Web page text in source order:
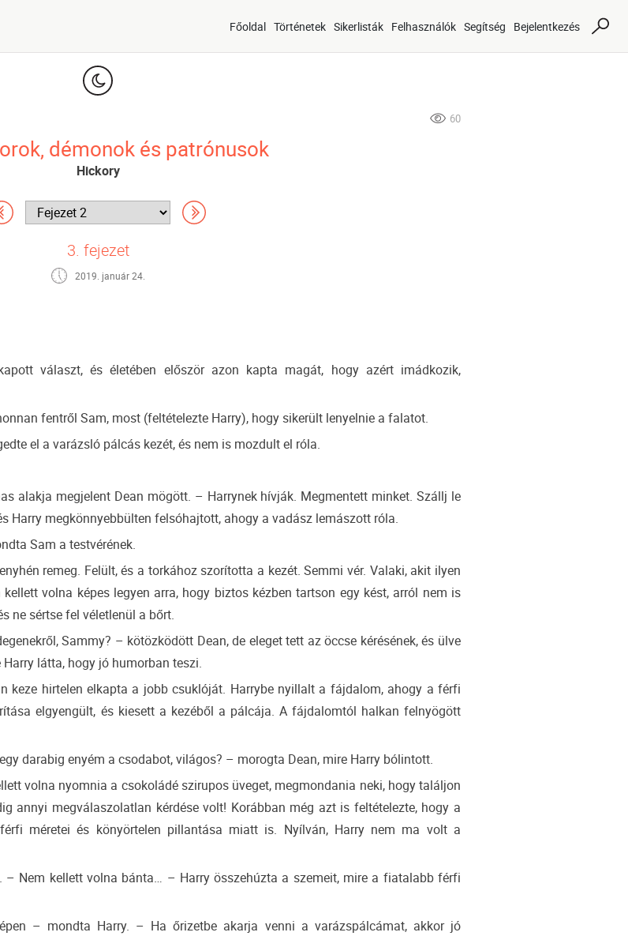
Főoldal Történetek Sikerlisták Felhasználók Segítség Bejelentkezés
60
démonok és patrónusok
Hickory
3. fejezet
2019. január 24.
választ, és életében először azon kapta magát, hogy azért imádkozik,
fentről Sam, most (feltételezte Harry), hogy sikerült lenyelnie a falatot.
el a varázsló pálcás kezét, és nem is mozdult el róla.
alakja megjelent Dean mögött. – Harrynek hívják. Megmentett minket. Szállj le
Harry megkönnyebbülten felsóhajtott, ahogy a vadász lemászott róla.
Sam a testvérének.
remeg. Felült, és a torkához szorította a kezét. Semmi vér. Valaki, akit ilyen
volna képes legyen arra, hogy biztos kézben tartson egy kést, arról nem is
ne sértse fel véletlenül a bőrt.
Sammy? – kötözködött Dean, de eleget tett az öccse kérésének, és ülve
látta, hogy jó humorban teszi.
keze hirtelen elkapta a jobb csuklóját. Harrybe nyillalt a fájdalom, ahogy a férfi
elgyengült, és kiesett a kezéből a pálcája. A fájdalomtól halkan felnyögött
darabig enyém a csodabot, világos? – morogta Dean, mire Harry bólintott.
volna nyomnia a csokoládé szirupos üveget, megmondania neki, hogy találjon
annyi megválaszolatlan kérdése volt! Korábban még azt is feltételezte, hogy a
méretei és könyörtelen pillantása miatt is. Nyílván, Harry nem ma volt a
Nem kellett volna bánta… – Harry összehúzta a szemeit, mire a fiatalabb férfi
– mondta Harry. – Ha őrizetbe akarja venni a varázspálcámat, akkor jó